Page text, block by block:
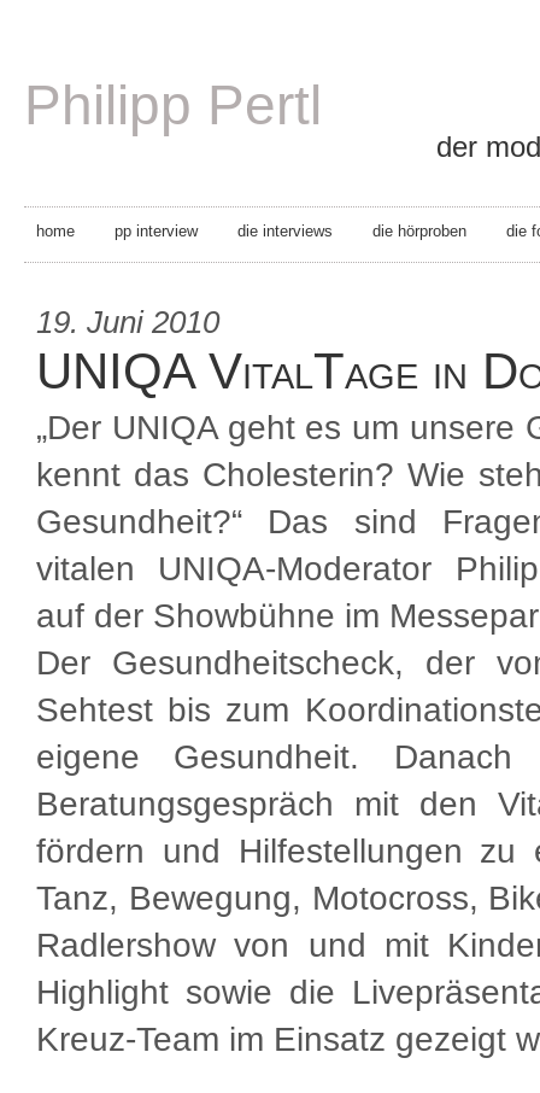
Philipp Pertl
der
home pp interview die interviews die hörproben die
19. Juni 2010
UNIQA VitalTage in
„Der UNIQA geht es um unsere
kennt das Cholesterin? Wie
Gesundheit?“ Das sind
vitalen UNIQA-Moderator
auf der Showbühne im
Der Gesundheitscheck, der
Sehtest bis zum
eigene Gesundheit.
Beratungsgespräch mit den
fördern und Hilfestellungen
Tanz, Bewegung, Motocross,
Radlershow von und mit
Highlight sowie die
Kreuz-Team im Einsatz gezeigt